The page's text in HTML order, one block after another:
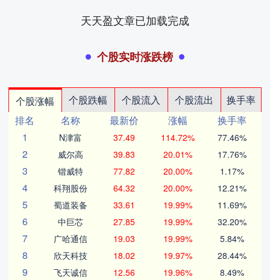
天天盈文章已加载完成
个股实时涨跌榜
个股涨幅 个股跌幅 个股流入 个股流出
换手率
排名
名称 最新价 涨幅
换手率
1
N津富 37.49 114.72% 77.46%
2 威尔高 39.83 20.01% 17.76%
3 锴威特 77.82 20.00% 1.17%
4 科翔股份 64.32 20.00% 12.21%
5 蜀道装备 33.61 19.99% 11.69%
6 中巨芯 27.85 19.99% 32.20%
7 广哈通信 19.03 19.99% 5.84%
8 欣天科技 18.02 19.97% 28.44%
9 飞天诚信 12.56 19.96% 8.49%